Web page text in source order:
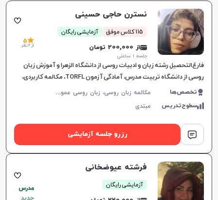
نسترن حاجی حسینی
115 کلاس موفق آزمایشی رایگان
از 200,000 تومان
جلسه ۱ ساعتی
5
از 2 نظر
فارغ‌التحصیل رشته زبان و ادبیات روسی از دانشگاه الزهرا و آموزش زبان
روسی از دانشگاه تربیت مدرس، آمادگی آزمون TORFL، مکالمه کاربردی،
تدریس ساختارمند، پشتیبانی بین جلسات.
تخصص‌ها م
کالمه زبان روسی، زبان روسی عمومی، زبان روسی کودکان، پادفک
سطوح‌تدریس مبتدی
رزرو جلسه آزمایشی
فرشته عیوضخانی
آزمایشی رایگان
مدرس
جدید
افزایش اعتبار